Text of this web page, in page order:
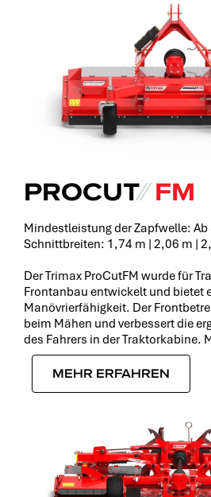
PROCUT⁄⁄ FM
Mindestleistung der Zapfwelle: Ab
Schnittbreiten: 1,74 m | 2,06 m |
Der Trimax ProCutFM wurde für
Frontanbau entwickelt und bietet
Manövrierfähigkeit. Der
beim Mähen und verbessert die
des Fahrers in der Traktorkabine.
MEHR ERFAHREN